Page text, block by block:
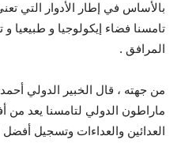
بالأساس في إطار الأدوار التي
تامسنا فضاء إيكولوجيا و طبيعيا
المرافق .
من جهته ، قال الخبير الدولي
ماراطون الدولي لتامسنا يعد من
العدائين والعداءات وتسجيل أفضل